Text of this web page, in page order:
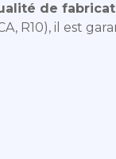
de
R10), il est